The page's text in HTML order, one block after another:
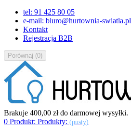
tel: 91 425 80 05
e-mail: biuro@hurtownia-swiatla.pl
Kontakt
Rejestracja B2B
Porównaj (0)
Brakuje 400,00 złdo darmowej wysyłki.
0 Produkt: Produkty: (pusty)